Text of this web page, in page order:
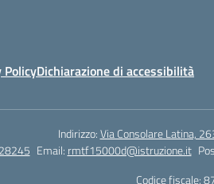
PolicyDichiarazione di accessibilità
Indirizzo:Via Consolare Latina,
Email: rmtf15000d@istruzione.it
Codice fiscale: